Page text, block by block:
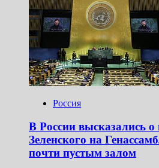
Россия
В России высказались
Зеленского на
почти пустым залом